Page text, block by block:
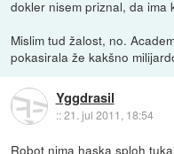
dokler nisem priznal, da ima
Mislim tud žalost, no.
pokasirala že kakšno
Yggdrasil
::21. jul 2011, 18:54
Robot nima haska sploh